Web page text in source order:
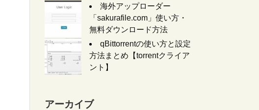
海外アップローダー
「sakurafile.com」使い方・
無料ダウンロード方法
qBittorrentの使い方と設定
方法まとめ【torrentクライア
ント】
アーカイブ